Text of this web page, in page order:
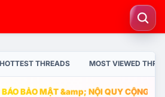
HOTTEST THREADS MOST VIEWED
BẢO MẬT &amp; NỘI QUY CỘNG